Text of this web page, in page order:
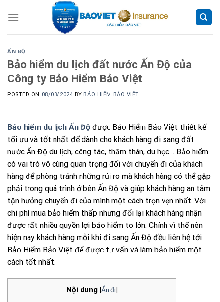
ẤN ĐỘ
Bảo hiểm du lịch đất nước Ấn Độ của
Công ty Bảo Hiểm Bảo Việt
POSTED ON 08/03/2024 BY BẢO HIỂM BẢO VIỆT
Bảo hiểm du lịch Ấn Độ được Bảo Hiểm Bảo Việt thiết kế
tối ưu và tốt nhất để dành cho khách hàng đi sang đất
nước Ấn Độ du lịch, công tác, thăm thân, du học… Bảo hiểm
có vai trò vô cùng quan trọng đối với chuyến đi của khách
hàng để phòng tránh những rủi ro mà khách hàng có thể gặp
phải trong quá trình ở bên Ấn Độ và giúp khách hàng an tâm
tận hưởng chuyến đi của mình một cách trọn vẹn nhất. Với
chi phí mua bảo hiểm thấp nhưng đổi lại khách hàng nhận
được rất nhiều quyền lợi bảo hiểm to lớn. Chính vì thế nên
hiện nay khách hàng mỗi khi đi sang Ấn Độ đều liên hệ tới
Bảo Hiểm Bảo Việt để được tư vấn và làm bảo hiểm một
cách tốt nhất.
Nội dung [Ẩn đi]